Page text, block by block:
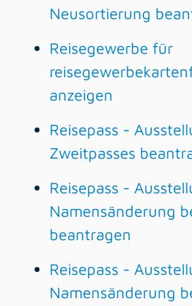
Neusortierung
Reisegewerbe für
anzeigen
Reisepass -
Zweitpasses
Reisepass -
Namensänderung
beantragen
Reisepass -
Namensänderung